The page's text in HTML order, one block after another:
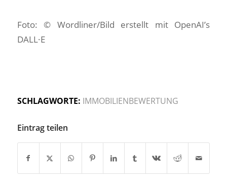
Foto: © Wordliner/Bild erstellt mit OpenAI’s
DALL·E
SCHLAGWORTE: IMMOBILIENBEWERTUNG
Eintrag teilen